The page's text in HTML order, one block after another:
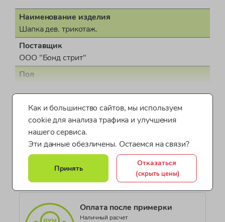
Наименование изделия
Шапка дев. трикотаж.
Поставщик
ООО "Бонд стрит"
Пол
Страна производства
КНР (Китайская Народная Республика)
Документ о соответствии
ДЕАЭС № BY/112 11.01. ТР007 019 11209
Коллекция
Показать все характеристики
Шапки для детей Одежда для девочек Mothercare
Шапочки для малышей Шапки для девочек
Обувь и аксессуары для маленьких Все категории товара >
Оплата после примерки
Наличный расчет
Как и большинство сайтов, мы используем
cookie для анализа трафика и улучшения
нашего сервиса.
Эти данные обезличены. Остаемся на связи?
Принять
Отказаться
(скрыть цены)